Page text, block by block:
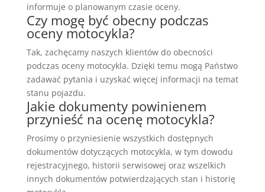
informuje o planowanym czasie oceny.
Czy mogę być obecny podczas
oceny motocykla?
Tak, zachęcamy naszych klientów do obecności
podczas oceny motocykla. Dzięki temu mogą Państwo
zadawać pytania i uzyskać więcej informacji na temat
stanu pojazdu.
Jakie dokumenty powinienem
przynieść na ocenę motocykla?
Prosimy o przyniesienie wszystkich dostępnych
dokumentów dotyczących motocykla, w tym dowodu
rejestracyjnego, historii serwisowej oraz wszelkich
innych dokumentów potwierdzających stan i historię